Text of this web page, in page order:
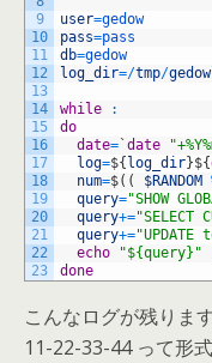
9
10
11
12
13
14
15
16
17
18
19
20
21
22
23
user=gedow
pass=pass
db=gedow
log_dir=/tmp/
while
:
do
date= ` date
log=${ log_dir}${
num=$( ( $RANDOM
query="SHOW
query+="SELECT
query+="UPDATE
echo
"${query}"
done
こんなログが残りま
11-22-33-44 って形